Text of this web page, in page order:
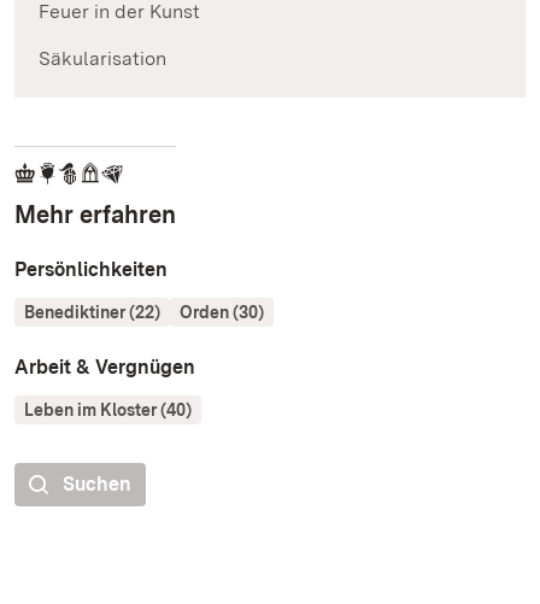
Feuer in der Kunst
Säkularisation
Mehr erfahren
Persönlichkeiten
Benediktiner (22) Orden (30)
Arbeit & Vergnügen
Leben im Kloster (40)
Suchen